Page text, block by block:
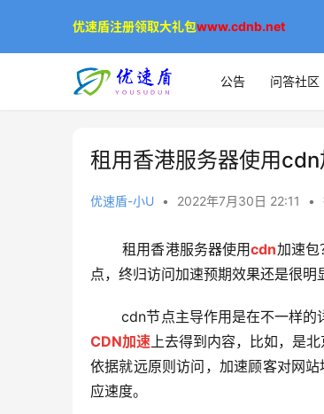
公告 问答社区
租用香港服务器使用cdn
优速盾-小U • 2022年7月30日 22:11 •
租用香港服务器使用cdn加速包
点，终归访问加速预期效果还是很明
cdn节点主导作用是在不一样的
CDN加速上去得到内容，比如，是
依据就远原则访问，加速顾客对网
应速度。
优速盾注册领取大礼包www.cdnb.net